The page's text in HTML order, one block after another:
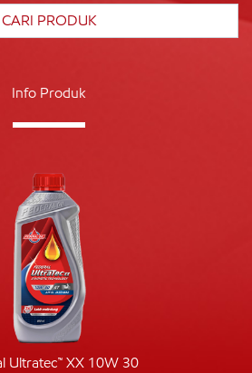
Info Produk
Ultratec™ XX 10W 30